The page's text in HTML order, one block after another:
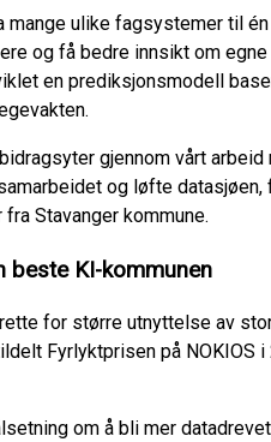
mange ulike fagsystemer til
og få bedre innsikt om
en prediksjonsmodell
gjennom vårt
og løfte datasjøen,
Stavanger kommune.
beste KI-kommunen
for større utnyttelse av
Fyrlyktprisen på NOKIOS
om å bli mer